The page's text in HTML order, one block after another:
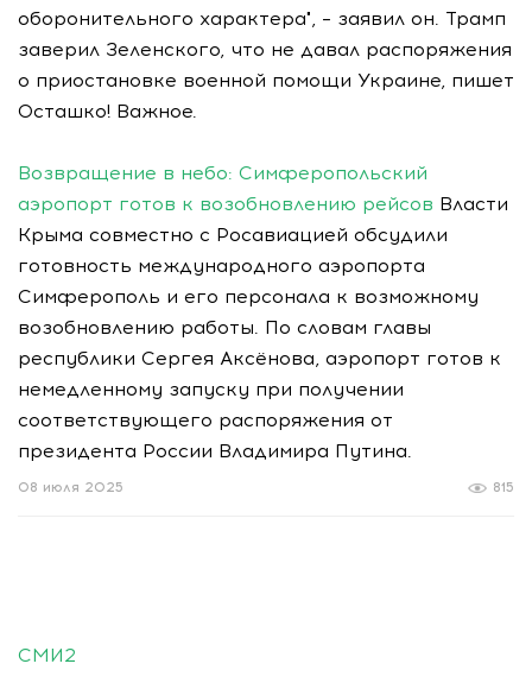
оборонительного характера", – заявил он. Трамп
заверил Зеленского, что не давал распоряжения
о приостановке военной помощи Украине, пишет
Осташко! Важное.
Возвращение в небо: Симферопольский
аэропорт готов к возобновлению рейсов Власти
Крыма совместно с Росавиацией обсудили
готовность международного аэропорта
Симферополь и его персонала к возможному
возобновлению работы. По словам главы
республики Сергея Аксёнова, аэропорт готов к
немедленному запуску при получении
соответствующего распоряжения от
президента России Владимира Путина.
815
08 июля 2025
СМИ2